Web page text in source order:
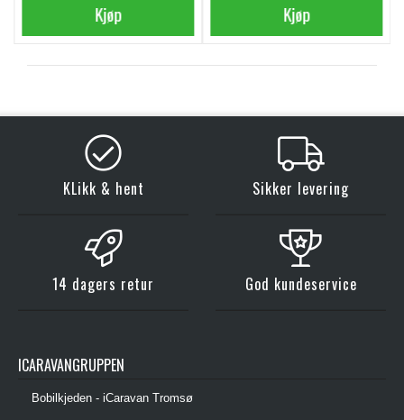
Kjøp Kjøp
KLikk & hent Sikker levering
14 dagers retur God kundeservice
ICARAVANGRUPPEN
Bobilkjeden - iCaravan Tromsø